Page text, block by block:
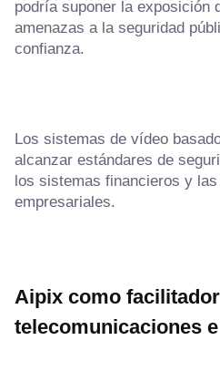
podría suponer la exposición
amenazas a la seguridad
confianza.
Los sistemas de vídeo
alcanzar estándares de
los sistemas financieros y las
empresariales.
Aipix como
telecomunicaciones